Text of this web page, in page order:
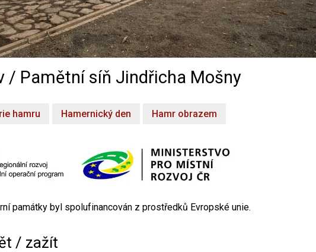
/ Pamětní síň Jindřicha Mošny
hamru Hamernický den Hamr obrazem
památky byl spolufinancován z prostředků Evropské unie.
/ zažít